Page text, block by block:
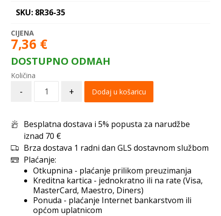
SKU: 8R36-35
7,36 €
DOSTUPNO ODMAH
- + Dodaj u košaricu
Besplatna dostava i 5% popusta za narudžbe
iznad 70 €
Brza dostava 1 radni dan GLS dostavnom službom
Plaćanje:
Otkupnina - plaćanje prilikom preuzimanja
Kreditna kartica - jednokratno ili na rate (Visa,
MasterCard, Maestro, Diners)
Ponuda - plaćanje Internet bankarstvom ili
općom uplatnicom